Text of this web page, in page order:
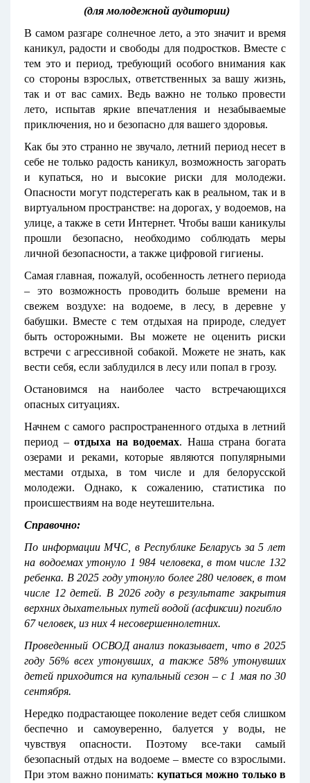
(для молодежной аудитории)
В самом разгаре солнечное лето, а это значит и время
каникул, радости и свободы для подростков. Вместе с
тем это и период, требующий особого внимания как
со стороны взрослых, ответственных за вашу жизнь,
так и от вас самих. Ведь важно не только провести
лето, испытав яркие впечатления и незабываемые
приключения, но и безопасно для вашего здоровья.
Как бы это странно не звучало, летний период несет в
себе не только радость каникул, возможность загорать
и купаться, но и высокие риски для молодежи.
Опасности могут подстерегать как в реальном, так и в
виртуальном пространстве: на дорогах, у водоемов, на
улице, а также в сети Интернет. Чтобы ваши каникулы
прошли безопасно, необходимо соблюдать меры
личной безопасности, а также цифровой гигиены.
Самая главная, пожалуй, особенность летнего периода
– это возможность проводить больше времени на
свежем воздухе: на водоеме, в лесу, в деревне у
бабушки. Вместе с тем отдыхая на природе, следует
быть осторожными. Вы можете не оценить риски
встречи с агрессивной собакой. Можете не знать, как
вести себя, если заблудился в лесу или попал в грозу.
Остановимся на наиболее часто встречающихся
опасных ситуациях.
Начнем с самого распространенного отдыха в летний
период –отдыха на водоемах. Наша страна богата
озерами и реками, которые являются популярными
местами отдыха, в том числе и для белорусской
молодежи. Однако, к сожалению, статистика по
происшествиям на воде неутешительна.
Справочно:
По информации МЧС, в Республике Беларусь за 5 лет
на водоемах утонуло 1 984 человека, в том числе 132
ребенка. В 2025 году утонуло более 280 человек, в том
числе 12 детей. В 2026 году в результате закрытия
верхних дыхательных путей водой (асфиксии) погибло
67 человек, из них 4 несовершеннолетних.
Проведенный ОСВОД анализ показывает, что в 2025
году 56% всех утонувших, а также 58% утонувших
детей приходится на купальный сезон – с 1 мая по 30
сентября.
Нередко подрастающее поколение ведет себя слишком
беспечно и самоуверенно, балуется у воды, не
чувствуя опасности. Поэтому все-таки самый
безопасный отдых на водоеме – вместе со взрослыми.
При этом важно понимать: купаться можно только в